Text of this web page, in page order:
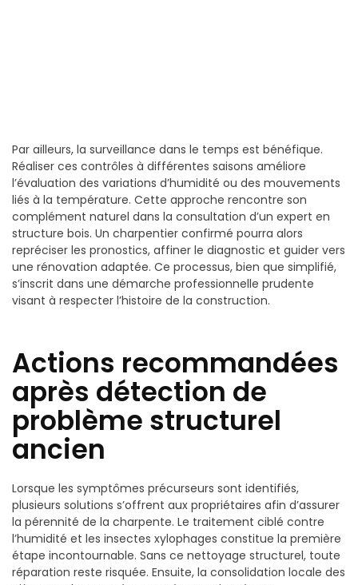
Par ailleurs, la surveillance dans le temps est bénéfique.
Réaliser ces contrôles à différentes saisons améliore
l’évaluation des variations d’humidité ou des mouvements
liés à la température. Cette approche rencontre son
complément naturel dans la consultation d’un expert en
structure bois. Un charpentier confirmé pourra alors
repréciser les pronostics, affiner le diagnostic et guider vers
une rénovation adaptée. Ce processus, bien que simplifié,
s’inscrit dans une démarche professionnelle prudente
visant à respecter l’histoire de la construction.
Actions recommandées
après détection de
problème structurel
ancien
Lorsque les symptômes précurseurs sont identifiés,
plusieurs solutions s’offrent aux propriétaires afin d’assurer
la pérennité de la charpente. Le traitement ciblé contre
l’humidité et les insectes xylophages constitue la première
étape incontournable. Sans ce nettoyage structurel, toute
réparation reste risquée. Ensuite, la consolidation locale des